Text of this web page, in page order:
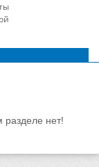
разделе нет!